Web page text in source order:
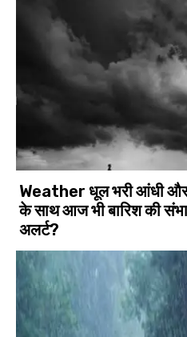
Weather धूल भरी आंधी और
के साथ आज भी बारिश की
अलर्ट?